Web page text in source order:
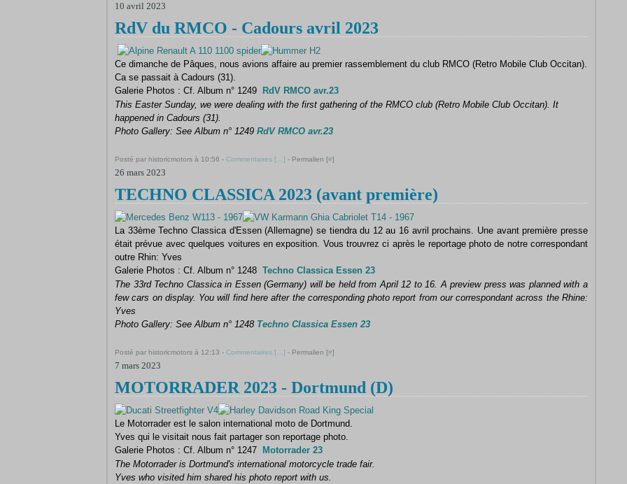
10 avril 2023
RdV du RMCO - Cadours avril 2023
Ce dimanche de Pâques, nous avions affaire au premier rassemblement du club RMCO (Retro Mobile Club Occitan).
Ca se passait à Cadours (31).
Galerie Photos : Cf. Album n° 1249
RdV RMCO avr.23
This Easter Sunday, we were dealing with the first gathering of the RMCO club (Retro Mobile Club Occitan). It
happened in Cadours (31).
Photo Gallery: See Album n° 1249 RdV RMCO avr.23
Posté par historicmotors à 10:56 - Commentaires [ ] - Permalien [#]
26 mars 2023
TECHNO CLASSICA 2023 (avant première)
La 33ème Techno Classica d'Essen (Allemagne) se tiendra du 12 au 16 avril prochains. Une avant première presse
était prévue avec quelques voitures en exposition. Vous trouvrez ci après le reportage photo de notre correspondant
outre Rhin: Yves
Galerie Photos : Cf. Album n° 1248 Techno Classica Essen 23
The 33rd Techno Classica in Essen (Germany) will be held from April 12 to 16. A preview press was planned with a
few cars on display. You will find here after the corresponding photo report from our correspondant across the Rhine:
Yves
Photo Gallery: See Album n° 1248 Techno Classica Essen 23
Posté par historicmotors à 12:13 - Commentaires [ ] - Permalien [#]
7 mars 2023
MOTORRADER 2023 - Dortmund (D)
Le Motorrader est le salon international moto de Dortmund.
Yves qui le visitait nous fait partager son reportage photo.
Galerie Photos : Cf. Album n° 1247
Motorrader 23
The Motorrader is Dortmund's international motorcycle trade fair.
Yves who visited him shared his photo report with us.